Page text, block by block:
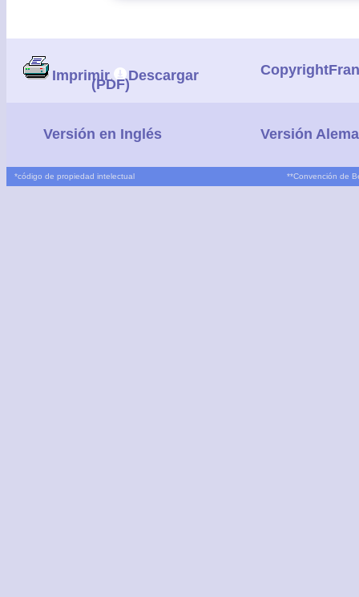
Imprimir| Descargar
(PDF)
Versión en Inglés Versión
*código de propiedad intelectual **Convención de